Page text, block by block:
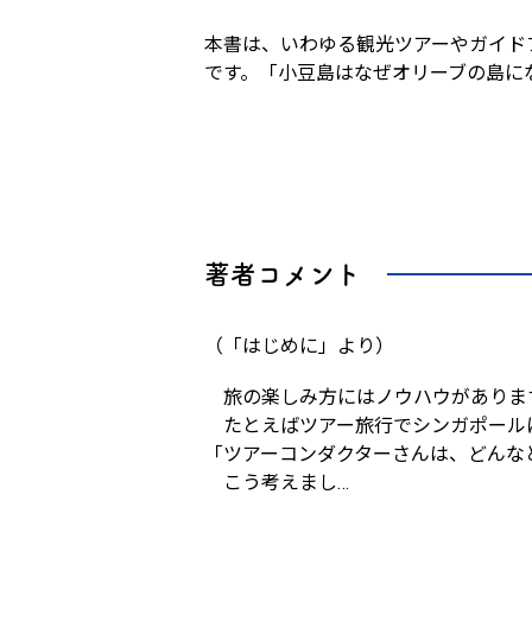
本書は、いわゆる観光ツアーやガイ
です。「小豆島はなぜオリーブの島
著者コメント
（「はじめに」より）
旅の楽しみ方にはノウハウがありま
たとえばツアー旅行でシンガポー
「ツアーコンダクターさんは、どん
こう考えまし…